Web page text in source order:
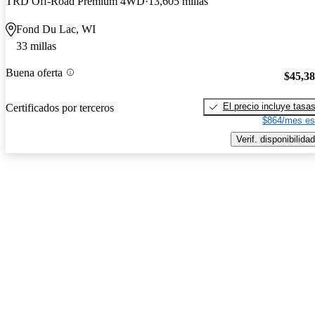
Fond Du Lac, WI
33 millas
Buena oferta
Certificados por terceros
El precio incluye tasas
$864/mes
Verif. disponibilidad